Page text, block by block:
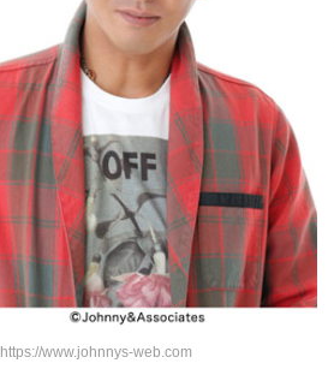
https://www.johnnys-web.com